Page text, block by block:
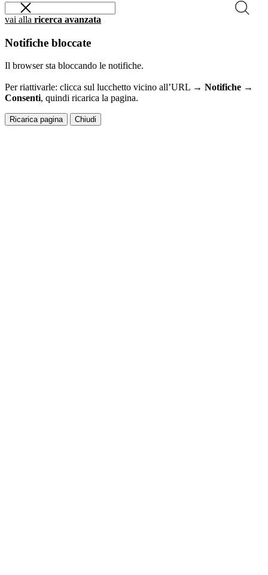
vai alla ricerca avanzata
Notifiche bloccate
Il browser sta bloccando le notifiche.
Per riattivarle: clicca sul lucchetto vicino all’URL → Notifiche →
Consenti, quindi ricarica la pagina.
Ricarica pagina Chiudi